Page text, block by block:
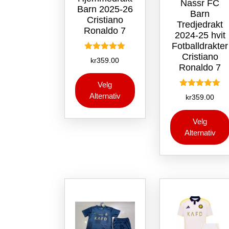
Barn 2025-26
Cristiano
Ronaldo 7
Vurdert
5.00
av 5
kr359.00
Velg
Alternativ
produktet
har
varianter.
Alternativene
produktsiden
Nassr FC
Barn
Tredjedrakt
2024-25 hvit
Fotballdrakter
Cristiano
Ronaldo 7
Vurdert
5.00
av 5
kr359.00
Velg
Alternativ